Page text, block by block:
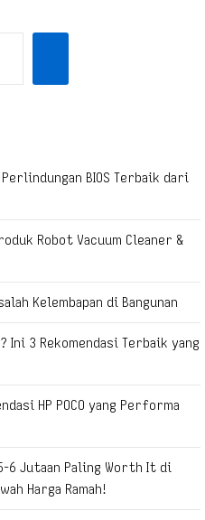
BIOS Terbaik dari
Robot Vacuum Cleaner &
Kelembapan di Bangunan
Ini 3 Rekomendasi Terbaik yang
HP POCO yang Performa
6 Jutaan Paling Worth It di
Harga Ramah!